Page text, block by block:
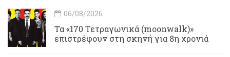
06/08/2026
Τα «170 Τετραγωνικά (moonwalk)»
επιστρέφουν στη σκηνή για 8η χρονιά